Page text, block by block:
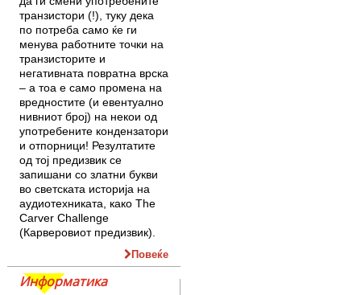
транзистори (!), туку дека
по потреба само ќе ги
менува работните точки на
транзисторите и
негативната повратна врска
– а тоа е само промена на
вредностите (и евентуално
нивниот број) на некои од
употребените кондензатори
и отпорници! Резултатите
од тој предизвик се
запишани со златни букви
во светската историја на
аудиотехниката, како The
Carver Challenge
(Карверовиот предизвик).
Повеќе
Информатика